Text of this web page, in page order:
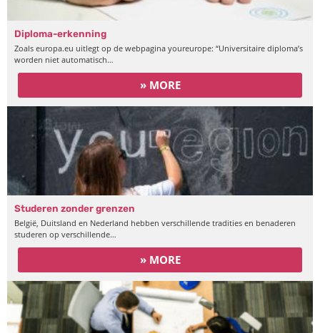
Diploma-erkenning
Zoals europa.eu uitlegt op de webpagina youreurope: “Universitaire diploma’s
worden niet automatisch…
» MORE
Studeren zonder grenzen
België, Duitsland en Nederland hebben verschillende tradities en benaderen
studeren op verschillende…
» MORE